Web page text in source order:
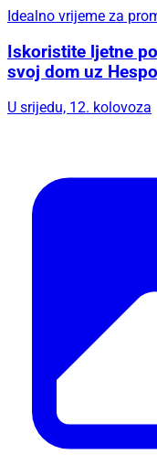
Idealno vrijeme za
Iskoristite ljetne
svoj dom uz
U srijedu, 12. kolovoza